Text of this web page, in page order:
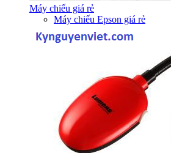
Máy chiếu giá rẻ
Máy chiếu Epson giá rẻ